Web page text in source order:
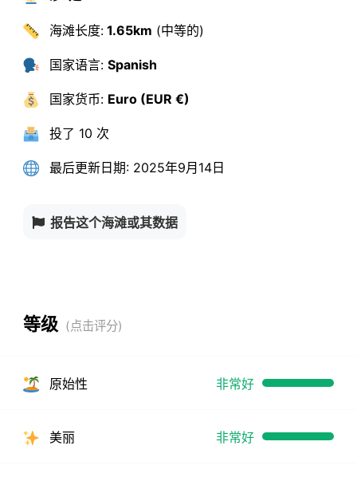
海滩长度:1.65km (中等的)
国家语言: Spanish
国家货币: Euro (EUR €)
投了 10 次
最后更新日期:2025年9月14日
报告这个海滩或其数据
等级
原始性 非常好
美丽 非常好